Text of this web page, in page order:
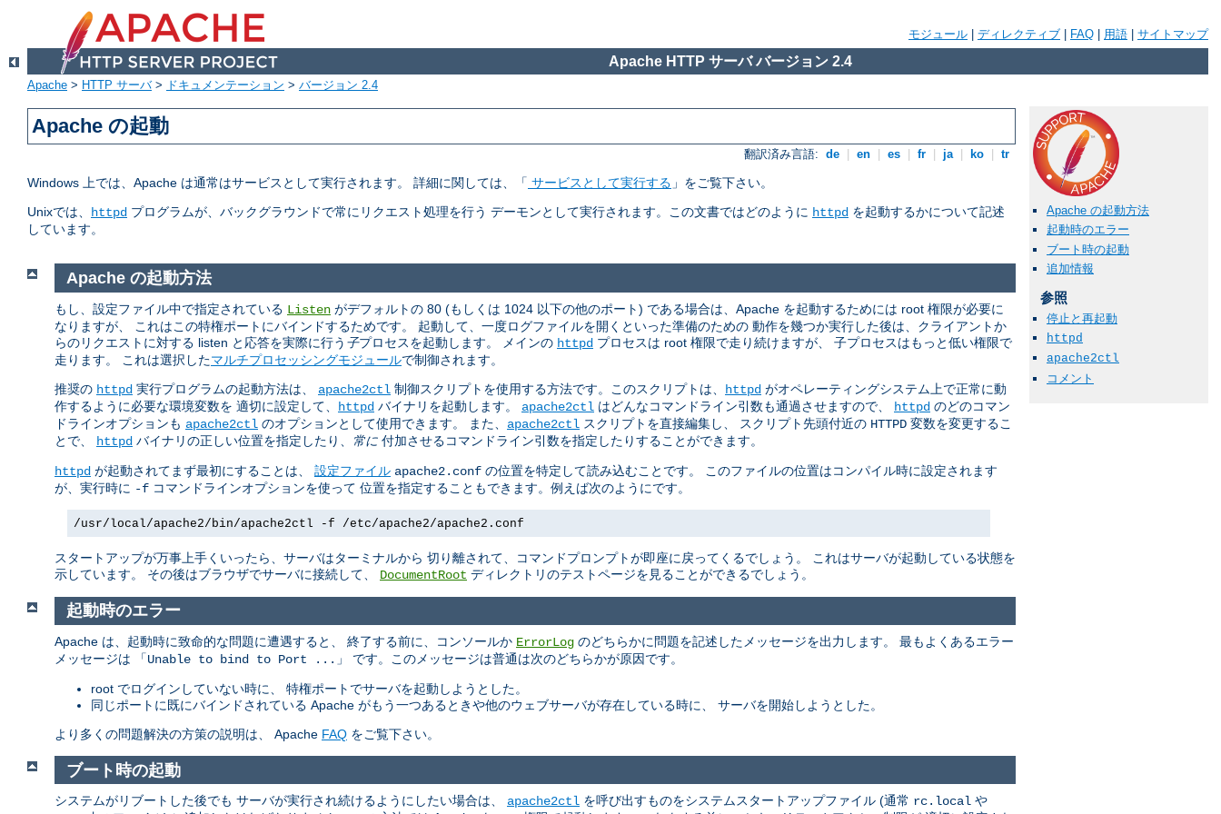
モジュール ディレクティブ FAQ 用語 サイトマップ
Apache HTTP サーバ バージョン 2.4
Apache > HTTP サーバ> ドキュメンテーション > バージョン 2.4
Apache の起動
翻訳済み言語: de en es fr ja ko tr
Windows 上では、Apache は通常はサービスとして実行されます。 詳細に関しては、「 サービスとして実行する 」をご覧下さい。
Unixでは、 httpd プログラムが、バックグラウンドで常にリクエスト処理を行う デーモンとして実行されます。この文書ではどのように httpd を起動するかについて記述
しています。
Apache の起動方法
起動時のエラー
ブート時の起動
追加情報
参照
停止と再起動
httpd
apache2ctl
コメント
Apache の起動方法
もし、設定ファイル中で指定されている Listen がデフォルトの 80 (もしくは 1024 以下の他のポート) である場合は、Apache を起動するためには root 権限が必要に
なりますが、 これはこの特権ポートにバインドするためです。 起動して、一度ログファイルを開くといった準備のための 動作を幾つか実行した後は、クライアントか
らのリクエストに対する listen と応答を実際に行う 子プロセスを起動します。 メインの httpd プロセスは root 権限で走り続けますが、 子プロセスはもっと低い権限で
走ります。 これは選択したマルチプロセッシングモジュールで制御されます。
推奨の httpd 実行プログラムの起動方法は、 apache2ctl 制御スクリプトを使用する方法です。このスクリプトは、 httpd がオペレーティングシステム上で正常に動
作するように必要な環境変数を 適切に設定して、
httpd バイナリを起動します。 apache2ctl はどんなコマンドライン引数も通過させますので、 httpd のどのコマン
ドラインオプションも apache2ctl のオプションとして使用できます。 また、 apache2ctl スクリプトを直接編集し、 スクリプト先頭付近の HTTPD 変数を変更するこ
とで、
httpd バイナリの正しい位置を指定したり、 常に 付加させるコマンドライン引数を指定したりすることができます。
httpd が起動されてまず最初にすることは、 設定ファイル apache2.conf の位置を特定して読み込むことです。 このファイルの位置はコンパイル時に設定されます
が、実行時に -f コマンドラインオプションを使って 位置を指定することもできます。例えば次のようにです。
/usr/local/apache2/bin/apache2ctl -f /etc/apache2/apache2.conf
スタートアップが万事上手くいったら、サーバはターミナルから 切り離されて、コマンドプロンプトが即座に戻ってくるでしょう。 これはサーバが起動している状態を
示しています。 その後はブラウザでサーバに接続して、 DocumentRoot ディレクトリのテストページを見ることができるでしょう。
起動時のエラー
Apache は、起動時に致命的な問題に遭遇すると、 終了する前に、コンソールか ErrorLog のどちらかに問題を記述したメッセージを出力します。 最もよくあるエラー
メッセージは 「Unable to bind to Port ... 」 です。このメッセージは普通は次のどちらかが原因です。
root でログインしていない時に、 特権ポートでサーバを起動しようとした。
同じポートに既にバインドされている Apache がもう一つあるときや他のウェブサーバが存在している時に、 サーバを開始しようとした。
より多くの問題解決の方策の説明は、 Apache FAQ をご覧下さい。
ブート時の起動
システムがリブートした後でも サーバが実行され続けるようにしたい場合は、 apache2ctl を呼び出すものをシステムスタートアップファイル (通常 rc.local や